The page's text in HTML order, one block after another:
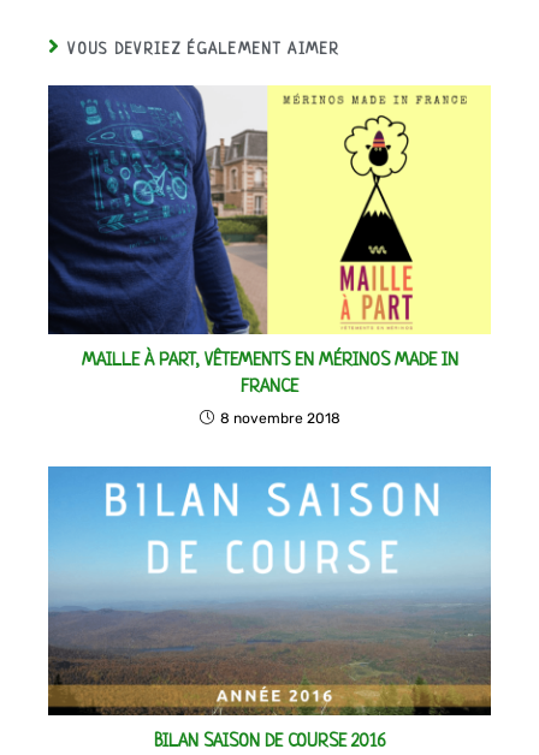
VOUS DEVRIEZ ÉGALEMENT AIMER
MAILLE À PART, VÊTEMENTS EN MÉRINOS MADE IN
FRANCE
8 novembre 2018
BILAN SAISON DE COURSE 2016